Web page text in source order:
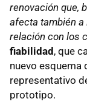
renovación que,
afecta también a
relación con los
fiabilidad, que
nuevo esquema
representativo
prototipo.